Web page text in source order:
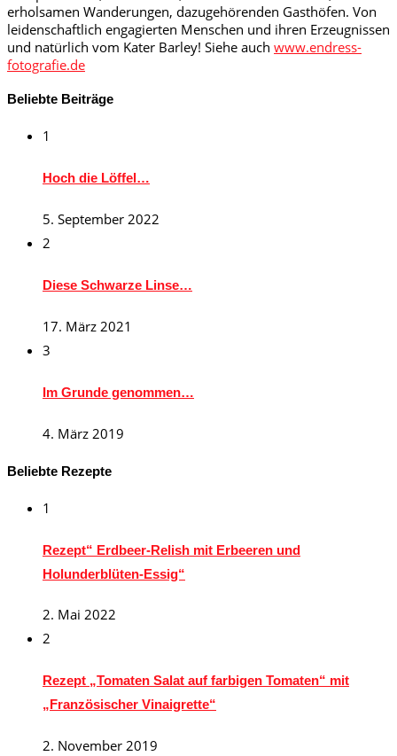
erholsamen Wanderungen, dazugehörenden Gasthöfen. Von
leidenschaftlich engagierten Menschen und ihren Erzeugnissen
und natürlich vom Kater Barley! Siehe auch www.endress-
fotografie.de
Beliebte Beiträge
1
Hoch die Löffel…
5. September 2022
2
Diese Schwarze Linse…
17. März 2021
3
Im Grunde genommen…
4. März 2019
Beliebte Rezepte
1
Rezept“ Erdbeer-Relish mit Erbeeren und
Holunderblüten-Essig“
2. Mai 2022
2
Rezept „Tomaten Salat auf farbigen Tomaten“ mit
„Französischer Vinaigrette“
2. November 2019